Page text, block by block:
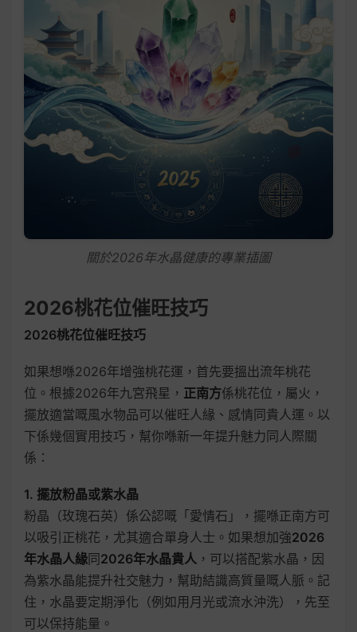
關於2026年水晶健康的專業插圖
2026桃花位催旺技巧
2026桃花位催旺技巧
如果想喺2026年增強桃花運，首先要搵出流年桃花
位。根據2026年九宮飛星， 正南方係桃花位，屬火，
擺放適當嘅風水物品可以催旺人緣、感情同貴人運。以
下係幾個實用技巧，幫你喺新一年提升魅力同人際關
係：
1. 擺放粉晶或紫水晶
粉晶（玫瑰石英）係公認嘅「愛情石」，擺喺正南方可
以吸引正桃花，尤其適合單身人士。如果想加強2026
年水晶人緣同2026年水晶貴人 ，可以搭配紫水晶，因
為紫水晶能提升社交魅力，幫助結識高質量嘅人脈。記
住，水晶要定期淨化（例如用月光或流水沖洗），先至
可以保持能量。